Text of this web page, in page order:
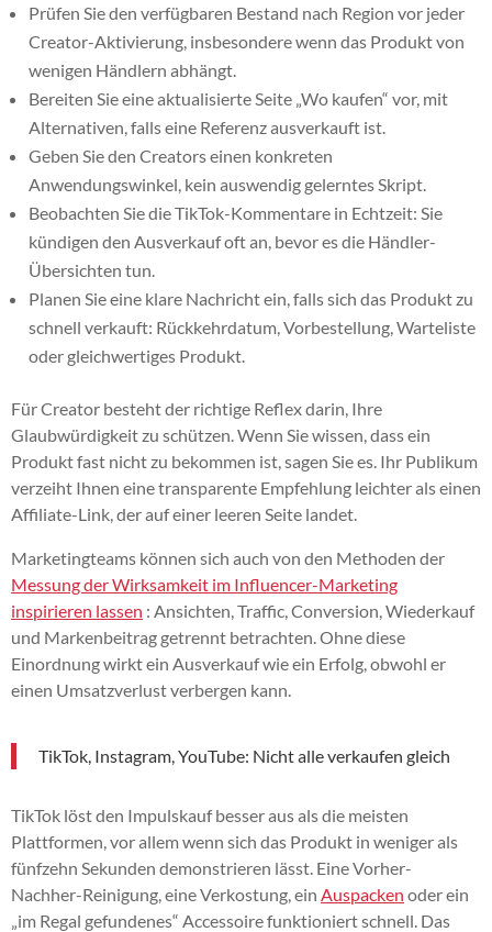
Prüfen Sie den verfügbaren Bestand nach Region vor jeder
Creator-Aktivierung, insbesondere wenn das Produkt von
wenigen Händlern abhängt.
Bereiten Sie eine aktualisierte Seite „Wo kaufen“ vor, mit
Alternativen, falls eine Referenz ausverkauft ist.
Geben Sie den Creators einen konkreten
Anwendungswinkel, kein auswendig gelerntes Skript.
Beobachten Sie die TikTok-Kommentare in Echtzeit: Sie
kündigen den Ausverkauf oft an, bevor es die Händler-
Übersichten tun.
Planen Sie eine klare Nachricht ein, falls sich das Produkt zu
schnell verkauft: Rückkehrdatum, Vorbestellung, Warteliste
oder gleichwertiges Produkt.
Für Creator besteht der richtige Reflex darin, Ihre
Glaubwürdigkeit zu schützen. Wenn Sie wissen, dass ein
Produkt fast nicht zu bekommen ist, sagen Sie es. Ihr Publikum
verzeiht Ihnen eine transparente Empfehlung leichter als einen
Affiliate-Link, der auf einer leeren Seite landet.
Marketingteams können sich auch von den Methoden der
Messung der Wirksamkeit im Influencer-Marketing
inspirieren lassen : Ansichten, Traffic, Conversion, Wiederkauf
und Markenbeitrag getrennt betrachten. Ohne diese
Einordnung wirkt ein Ausverkauf wie ein Erfolg, obwohl er
einen Umsatzverlust verbergen kann.
TikTok, Instagram, YouTube: Nicht alle verkaufen gleich
TikTok löst den Impulskauf besser aus als die meisten
Plattformen, vor allem wenn sich das Produkt in weniger als
fünfzehn Sekunden demonstrieren lässt. Eine Vorher-
Nachher-Reinigung, eine Verkostung, ein Auspacken oder ein
„im Regal gefundenes“ Accessoire funktioniert schnell. Das